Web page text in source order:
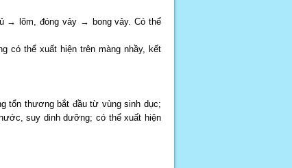
→ lõm, đóng vảy → bong vảy. Có thể
có thể xuất hiện trên màng nhầy, kết
tổn thương bắt đầu từ vùng sinh dục;
suy dinh dưỡng; có thể xuất hiện